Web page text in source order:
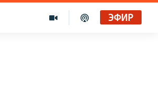
ЭФИР